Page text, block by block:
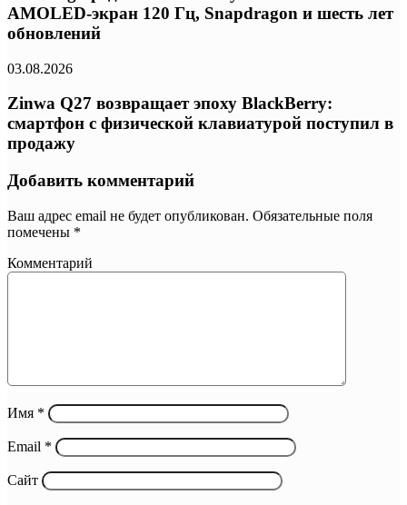
AMOLED-экран 120 Гц, Snapdragon и шесть лет
обновлений
03.08.2026
Zinwa Q27 возвращает эпоху BlackBerry:
смартфон с физической клавиатурой поступил в
продажу
Добавить комментарий
Ваш адрес email не будет опубликован. Обязательные поля
помечены *
Комментарий
Имя *
Email *
Сайт